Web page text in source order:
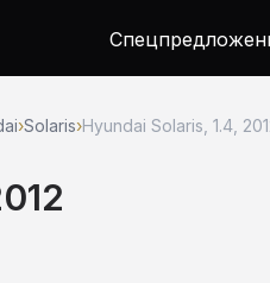
›Solaris›Hyundai Solaris, 1.4,